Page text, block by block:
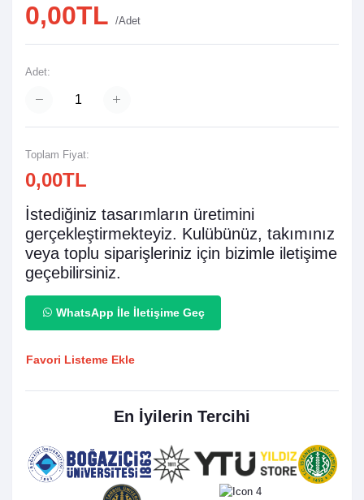
0,00TL /Adet
Adet:
Toplam Fiyat:
0,00TL
İstediğiniz tasarımların üretimini
gerçekleştirmekteyiz. Kulübünüz, takımınız
veya toplu siparişleriniz için bizimle iletişime
geçebilirsiniz.
WhatsApp İle İletişime Geç
Favori Listeme Ekle
En İyilerin Tercihi